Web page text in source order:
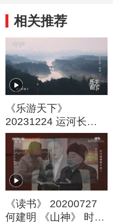
相关推荐
《乐游天下》
20231224 运河长歌·
扬州（2）
《读书》 20200727
何建明 《山神》 时代